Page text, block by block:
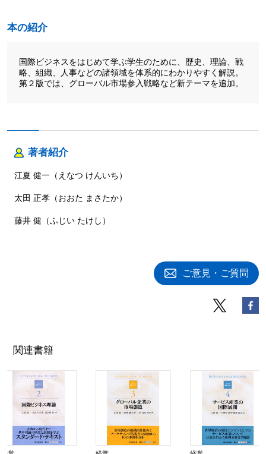
本の紹介
国際ビジネスをはじめて学ぶ学生のために、歴史、理論、戦
略、組織、人事などの諸領域を体系的にわかりやすく解説。
第２版では、グローバル市場参入戦略など新テーマを追加。
著者紹介
江夏 健一（えなつ けんいち）
太田 正孝（おおた まさたか）
藤井 健（ふじい たけし）
ご意見・ご質問
関連書籍